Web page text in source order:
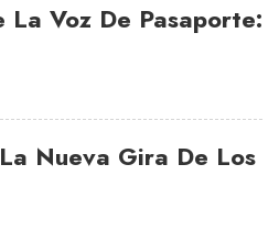
La Voz De Pasaporte:
Nueva Gira De Los